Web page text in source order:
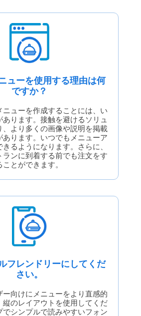
ューを使用する理由は何
ですか？
ニューを作成することには、い
あります。接触を避けるソリュ
、より多くの画像や説明を掲載
あります。いつでもメニューア
るようになります。さらに、
ランに到着する前でも注文をす
ことができます。
フレンドリーにしてくだ
さい。
ー向けにメニューをより直感的
縦のレイアウトを使用してくだ
でシンプルで読みやすいフォン